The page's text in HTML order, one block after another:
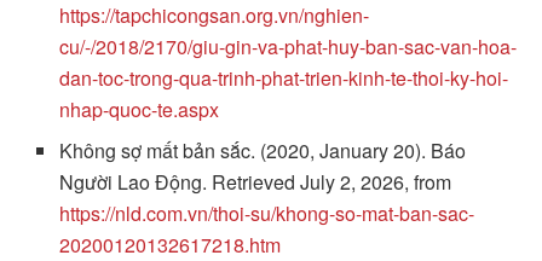
https://tapchicongsan.org.vn/nghien-
cu/-/2018/2170/giu-gin-va-phat-huy-ban-sac-van-hoa-
dan-toc-trong-qua-trinh-phat-trien-kinh-te-thoi-ky-hoi-
nhap-quoc-te.aspx
Không sợ mất bản sắc. (2020, January 20). Báo
Người Lao Động. Retrieved July 2, 2026, from
https://nld.com.vn/thoi-su/khong-so-mat-ban-sac-
20200120132617218.htm